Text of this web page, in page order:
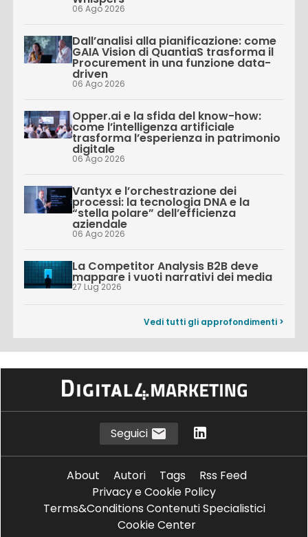
06 Ago 2026
Dall’analisi alla pianificazione: come
GAIA Vision di QuantiaS trasforma il
Procurement in una funzione data-
driven
06 Ago 2026
Opper.ai e la sfida del know-how:
come l’intelligenza artificiale
trasforma l’esperienza in patrimonio
digitale
06 Ago 2026
Vantyx e l’orchestrazione dei
processi: la tecnologia DNA e la
“stella polare” dell’efficienza
aziendale
06 Ago 2026
La Competitor Analysis B2B deve
mappare i vuoti narrativi dei media
27 Lug 2026
Vedi tutti gli approfondimenti >
Seguici
About Autori Tags
Rss Feed
Privacy e Cookie Policy
Terms&Conditions Contenuti Specialistici
Cookie Center